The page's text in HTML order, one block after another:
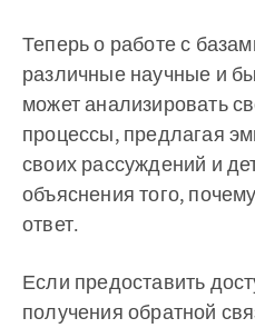
Теперь о работе с
различные научные и
может анализировать
процессы, предлагая
своих рассуждений и
объяснения того,
ответ.‌‌
Если предоставить
получения обратной